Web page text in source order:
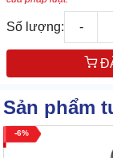
Số lượng: -
Sản phẩm
6